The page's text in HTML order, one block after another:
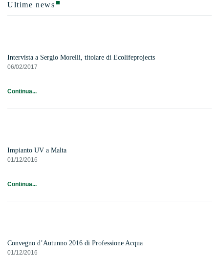
Ultime news
Intervista a Sergio Morelli, titolare di Ecolifeprojects
06/02/2017
Continua...
Impianto UV a Malta
01/12/2016
Continua...
Convegno d’Autunno 2016 di Professione Acqua
01/12/2016